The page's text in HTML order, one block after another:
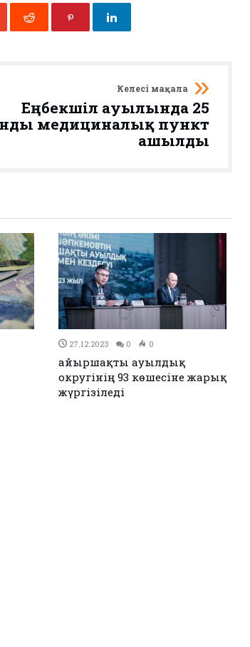
Келесі мақала
Еңбекшіл ауылында 25
медициналық пункт
ашылды
Азия
26.12.2023 0
ЕЭО одағы мен Иран келісімге
қол қойды